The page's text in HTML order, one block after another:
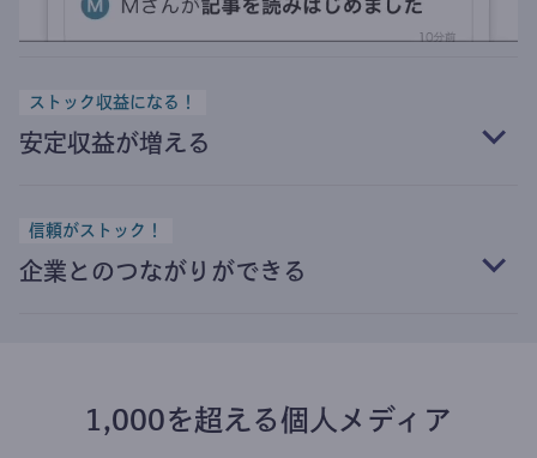
ストック収益になる！
安定収益が増える
信頼がストック！
企業とのつながりができる
1,000を超える個人メディア